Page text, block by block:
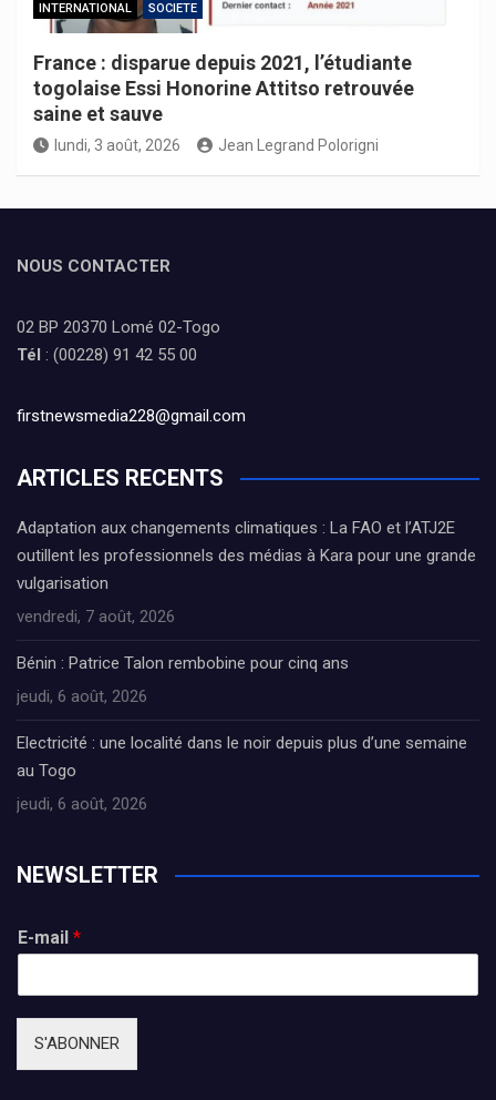
INTERNATIONAL SOCIETE
France : disparue depuis 2021, l’étudiante
togolaise Essi Honorine Attitso retrouvée
saine et sauve
lundi, 3 août, 2026 Jean Legrand Polorigni
NOUS CONTACTER
02 BP 20370 Lomé 02-Togo
Tél : (00228) 91 42 55 00
firstnewsmedia228@gmail.com
ARTICLES RECENTS
Adaptation aux changements climatiques : La FAO et l’ATJ2E
outillent les professionnels des médias à Kara pour une grande
vulgarisation
vendredi, 7 août, 2026
Bénin : Patrice Talon rembobine pour cinq ans
jeudi, 6 août, 2026
Electricité : une localité dans le noir depuis plus d’une semaine
au Togo
jeudi, 6 août, 2026
NEWSLETTER
E-mail *
S'ABONNER